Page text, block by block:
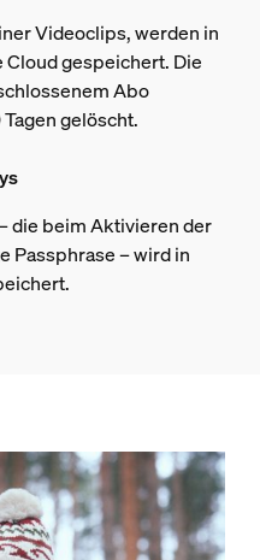
Videoclips, werden in
gespeichert. Die
Abo
gelöscht.
die beim Aktivieren der
Passphrase – wird in